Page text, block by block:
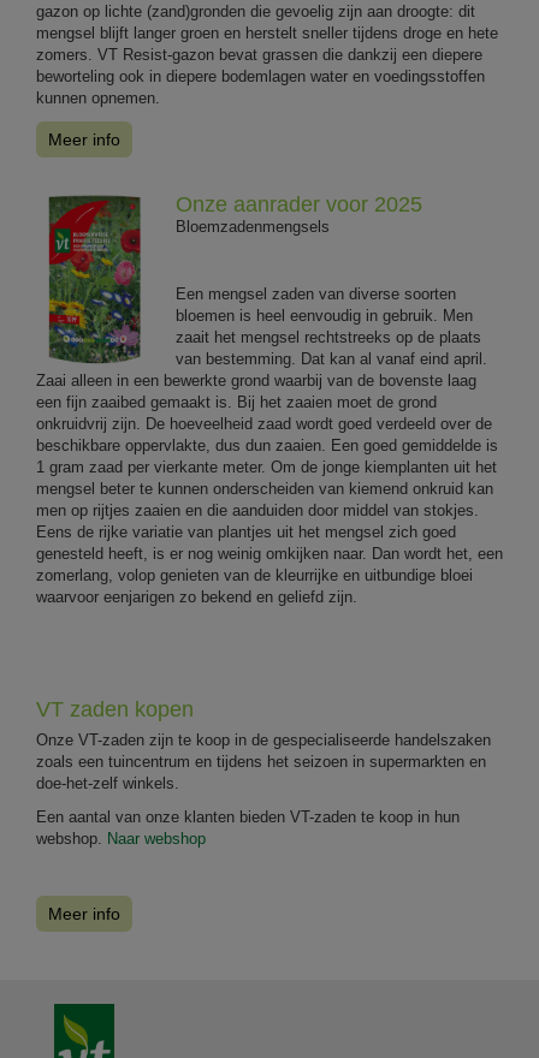
gazon op lichte (zand)gronden die gevoelig zijn aan droogte: dit
mengsel blijft langer groen en herstelt sneller tijdens droge en hete
zomers. VT Resist-gazon bevat grassen die dankzij een diepere
beworteling ook in diepere bodemlagen water en voedingsstoffen
kunnen opnemen.
Meer info
Onze aanrader voor 2025
Bloemzadenmengsels
Een mengsel zaden van diverse soorten
bloemen is heel eenvoudig in gebruik. Men
zaait het mengsel rechtstreeks op de plaats
van bestemming. Dat kan al vanaf eind april.
Zaai alleen in een bewerkte grond waarbij van de bovenste laag
een fijn zaaibed gemaakt is. Bij het zaaien moet de grond
onkruidvrij zijn. De hoeveelheid zaad wordt goed verdeeld over de
beschikbare oppervlakte, dus dun zaaien. Een goed gemiddelde is
1 gram zaad per vierkante meter. Om de jonge kiemplanten uit het
mengsel beter te kunnen onderscheiden van kiemend onkruid kan
men op rijtjes zaaien en die aanduiden door middel van stokjes.
Eens de rijke variatie van plantjes uit het mengsel zich goed
genesteld heeft, is er nog weinig omkijken naar. Dan wordt het, een
zomerlang, volop genieten van de kleurrijke en uitbundige bloei
waarvoor eenjarigen zo bekend en geliefd zijn.
VT zaden kopen
Onze VT-zaden zijn te koop in de gespecialiseerde handelszaken
zoals een tuincentrum en tijdens het seizoen in supermarkten en
doe-het-zelf winkels.
Een aantal van onze klanten bieden VT-zaden te koop in hun
webshop. Naar webshop
Meer info